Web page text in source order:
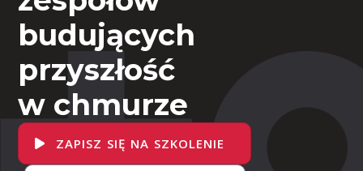
budujących
przyszłość
w chmurze
ZAPISZ SIĘ NA SZKOLENIE